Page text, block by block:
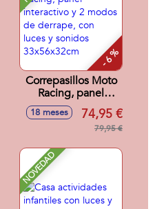
- 6 %
Correpasillos Moto
Racing, panel
interactivo y 2
modos de derrape,
con luces y sonidos
18 meses 74,95 €
79,95 €
NOVEDAD